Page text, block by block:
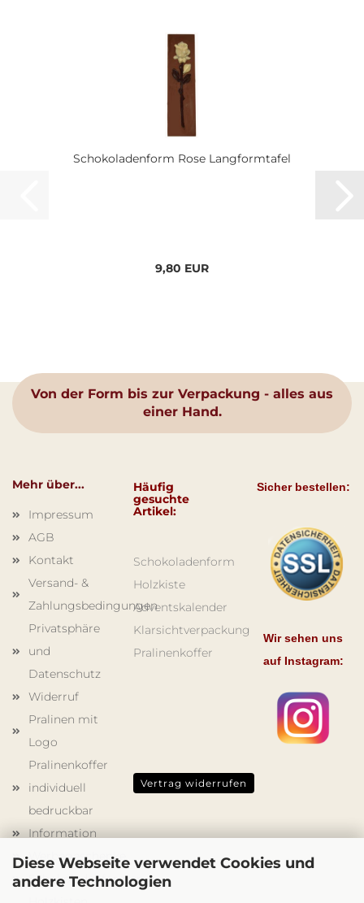
Diese Webseite verwendet Cookies und
andere Technologien
Schokoladenform Rose Langformtafel
9,80 EUR
Von der Form bis zur Verpackung - alles aus
einer Hand.
Mehr über...
Impressum
AGB
Kontakt
Versand- &
Zahlungsbedingungen
Privatsphäre
und
Datenschutz
Widerruf
Pralinen mit
Logo
Pralinenkoffer
individuell
bedruckbar
Information
Werbegeschenke
Schokoladenformen
Häufig
gesuchte
Artikel:
Schokoladenform
Holzkiste
Adventskalender
Klarsichtverpackung
Pralinenkoffer
Sicher bestellen:
Wir sehen uns
auf Instagram:
Vertrag widerrufen